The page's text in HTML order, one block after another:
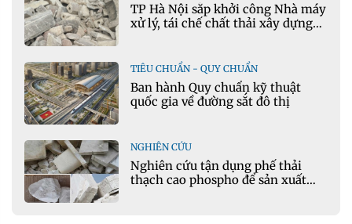
TP Hà Nội sắp khởi công Nhà máy
xử lý, tái chế chất thải xây dựng
TIÊU CHUẨN - QUY CHUẨN
Ban hành Quy chuẩn kỹ thuật
quốc gia về đường sắt đô thị
NGHIÊN CỨU
Nghiên cứu tận dụng phế thải
thạch cao phospho để sản xuất